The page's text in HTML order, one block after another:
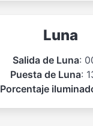
Luna
Salida de Luna:
Puesta de Luna:
Porcentaje